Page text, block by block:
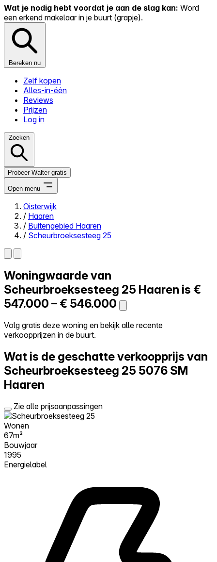
Wat je nodig hebt voordat je aan de slag kan: Word
een erkend makelaar in je buurt (grapje).
Bereken nu
Zelf kopen
Alles-in-één
Reviews
Prijzen
Log in
Zoeken
Probeer Walter gratis
Open menu
Close menu
Zelf kopen
Alles-in-één
Reviews
Prijzen
Log in
Probeer Walter gratis
Oisterwijk
/ Haaren
/ Buitengebied Haaren
/ Scheurbroeksesteeg 25
Woningwaarde van
Scheurbroeksesteeg 25 Haaren is €
547.000 – € 546.000
Volg gratis deze woning en bekijk alle recente
verkoopprijzen in de buurt.
Wat is de geschatte verkoopprijs van
Scheurbroeksesteeg 25 5076 SM
Haaren
Zie alle prijsaanpassingen
Wonen
67m²
Bouwjaar
1995
Energielabel